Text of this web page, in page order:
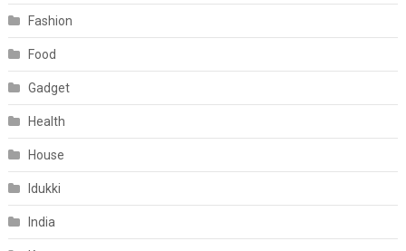
Fashion
Food
Gadget
Health
House
Idukki
India